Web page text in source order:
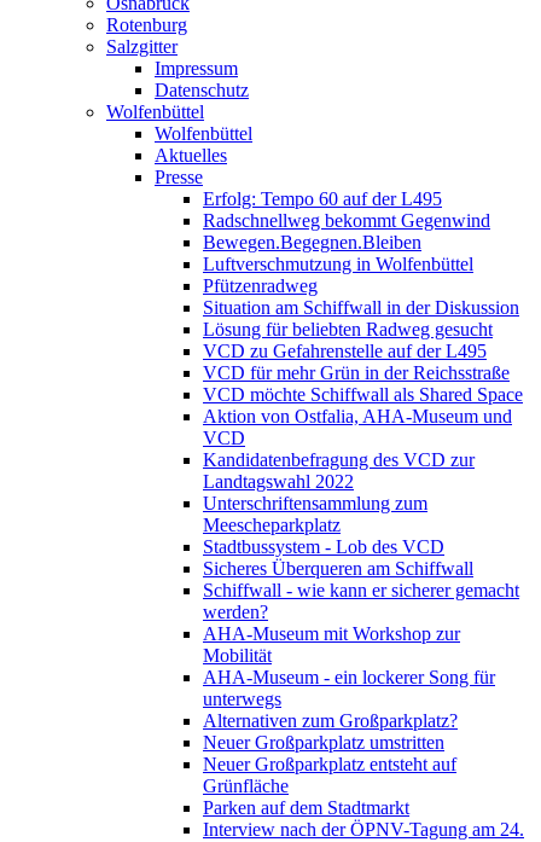
Rotenburg
Salzgitter
Impressum
Datenschutz
Wolfenbüttel
Wolfenbüttel
Aktuelles
Presse
Erfolg: Tempo 60 auf der L495
Radschnellweg bekommt Gegenwind
Bewegen.Begegnen.Bleiben
Luftverschmutzung in Wolfenbüttel
Pfützenradweg
Situation am Schiffwall in der Diskussion
Lösung für beliebten Radweg gesucht
VCD zu Gefahrenstelle auf der L495
VCD für mehr Grün in der Reichsstraße
VCD möchte Schiffwall als Shared Space
Aktion von Ostfalia, AHA-Museum und
VCD
Kandidatenbefragung des VCD zur
Landtagswahl 2022
Unterschriftensammlung zum
Meescheparkplatz
Stadtbussystem - Lob des VCD
Sicheres Überqueren am Schiffwall
Schiffwall - wie kann er sicherer gemacht
werden?
AHA-Museum mit Workshop zur
Mobilität
AHA-Museum - ein lockerer Song für
unterwegs
Alternativen zum Großparkplatz?
Neuer Großparkplatz umstritten
Neuer Großparkplatz entsteht auf
Grünfläche
Parken auf dem Stadtmarkt
Interview nach der ÖPNV-Tagung am 24.